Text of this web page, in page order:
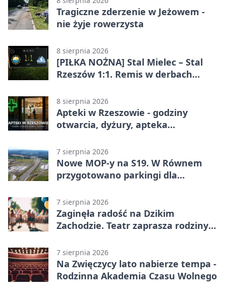
Tragiczne zderzenie w Jeżowem -
nie żyje rowerzysta
8 sierpnia 2026
[PIŁKA NOŻNA] Stal Mielec – Stal
Rzeszów 1:1. Remis w derbach
8 sierpnia 2026
Apteki w Rzeszowie - godziny
otwarcia, dyżury, apteka
7 sierpnia 2026
Nowe MOP-y na S19. W Równem
przygotowano parkingi dla
7 sierpnia 2026
Zaginęła radość na Dzikim
Zachodzie. Teatr zaprasza rodziny
7 sierpnia 2026
Na Zwięczycy lato nabierze tempa -
Rodzinna Akademia Czasu Wolnego